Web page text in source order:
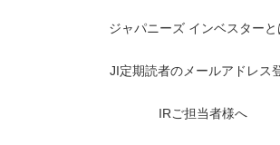
ジャパニーズ インベスター
JI定期読者のメールアドレス
IRご担当者様へ